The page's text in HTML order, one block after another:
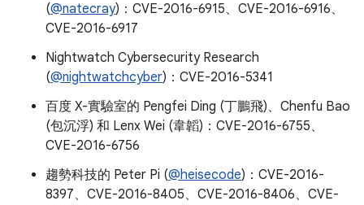
(@natecray)：CVE-2016-6915、CVE-2016-6916、
CVE-2016-6917
Nightwatch Cybersecurity Research
(@nightwatchcyber)：CVE-2016-5341
百度 X-實驗室的 Pengfei Ding (丁鵬飛)、Chenfu Bao
(包沉浮) 和 Lenx Wei (韋韜)：CVE-2016-6755、
CVE-2016-6756
趨勢科技的 Peter Pi (@heisecode)：CVE-2016-
8397、CVE-2016-8405、CVE-2016-8406、CVE-